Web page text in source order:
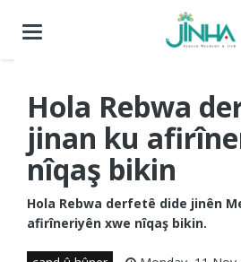
Menuyê
Hola Rebwa
jinan ku
nîqaş bikin
Hola Rebwa derfetê dide jinên
afirîneriyên xwe nîqaş bikin.